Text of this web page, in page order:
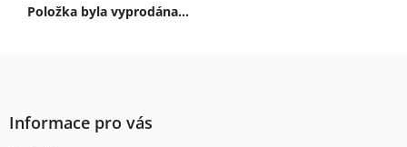
Položka byla vyprodána…
Informace pro vás